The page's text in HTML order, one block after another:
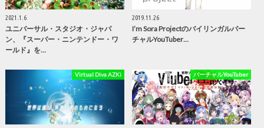
2021.1.6
ユニバーサル・スタジオ・ジャパ
ン、『スーパー・ニンテンドー・ワ
ールド』を…
2019.11.26
I’m Sora Projectのバイリンガルバー
チャルYouTuber…
Virtual Diva AZKi バーチャルYouTuber